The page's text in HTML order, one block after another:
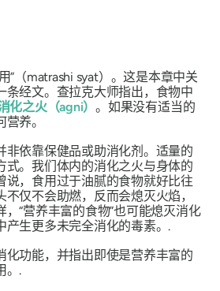
”（matrashi syat）。这是本章中关
条经文。查拉克大师指出，食物中
化之火（agni）。如果没有适当的
养。
非依靠保健品或助消化剂。适量的
式。我们体内的消化之火与身体的
说，食用过于油腻的食物就好比往
仅不会助燃，反而会熄灭火焰，
“营养丰富的食物”也可能熄灭消化
产生更多未完全消化的毒素。.
化功能，并指出即使是营养丰富的
。.